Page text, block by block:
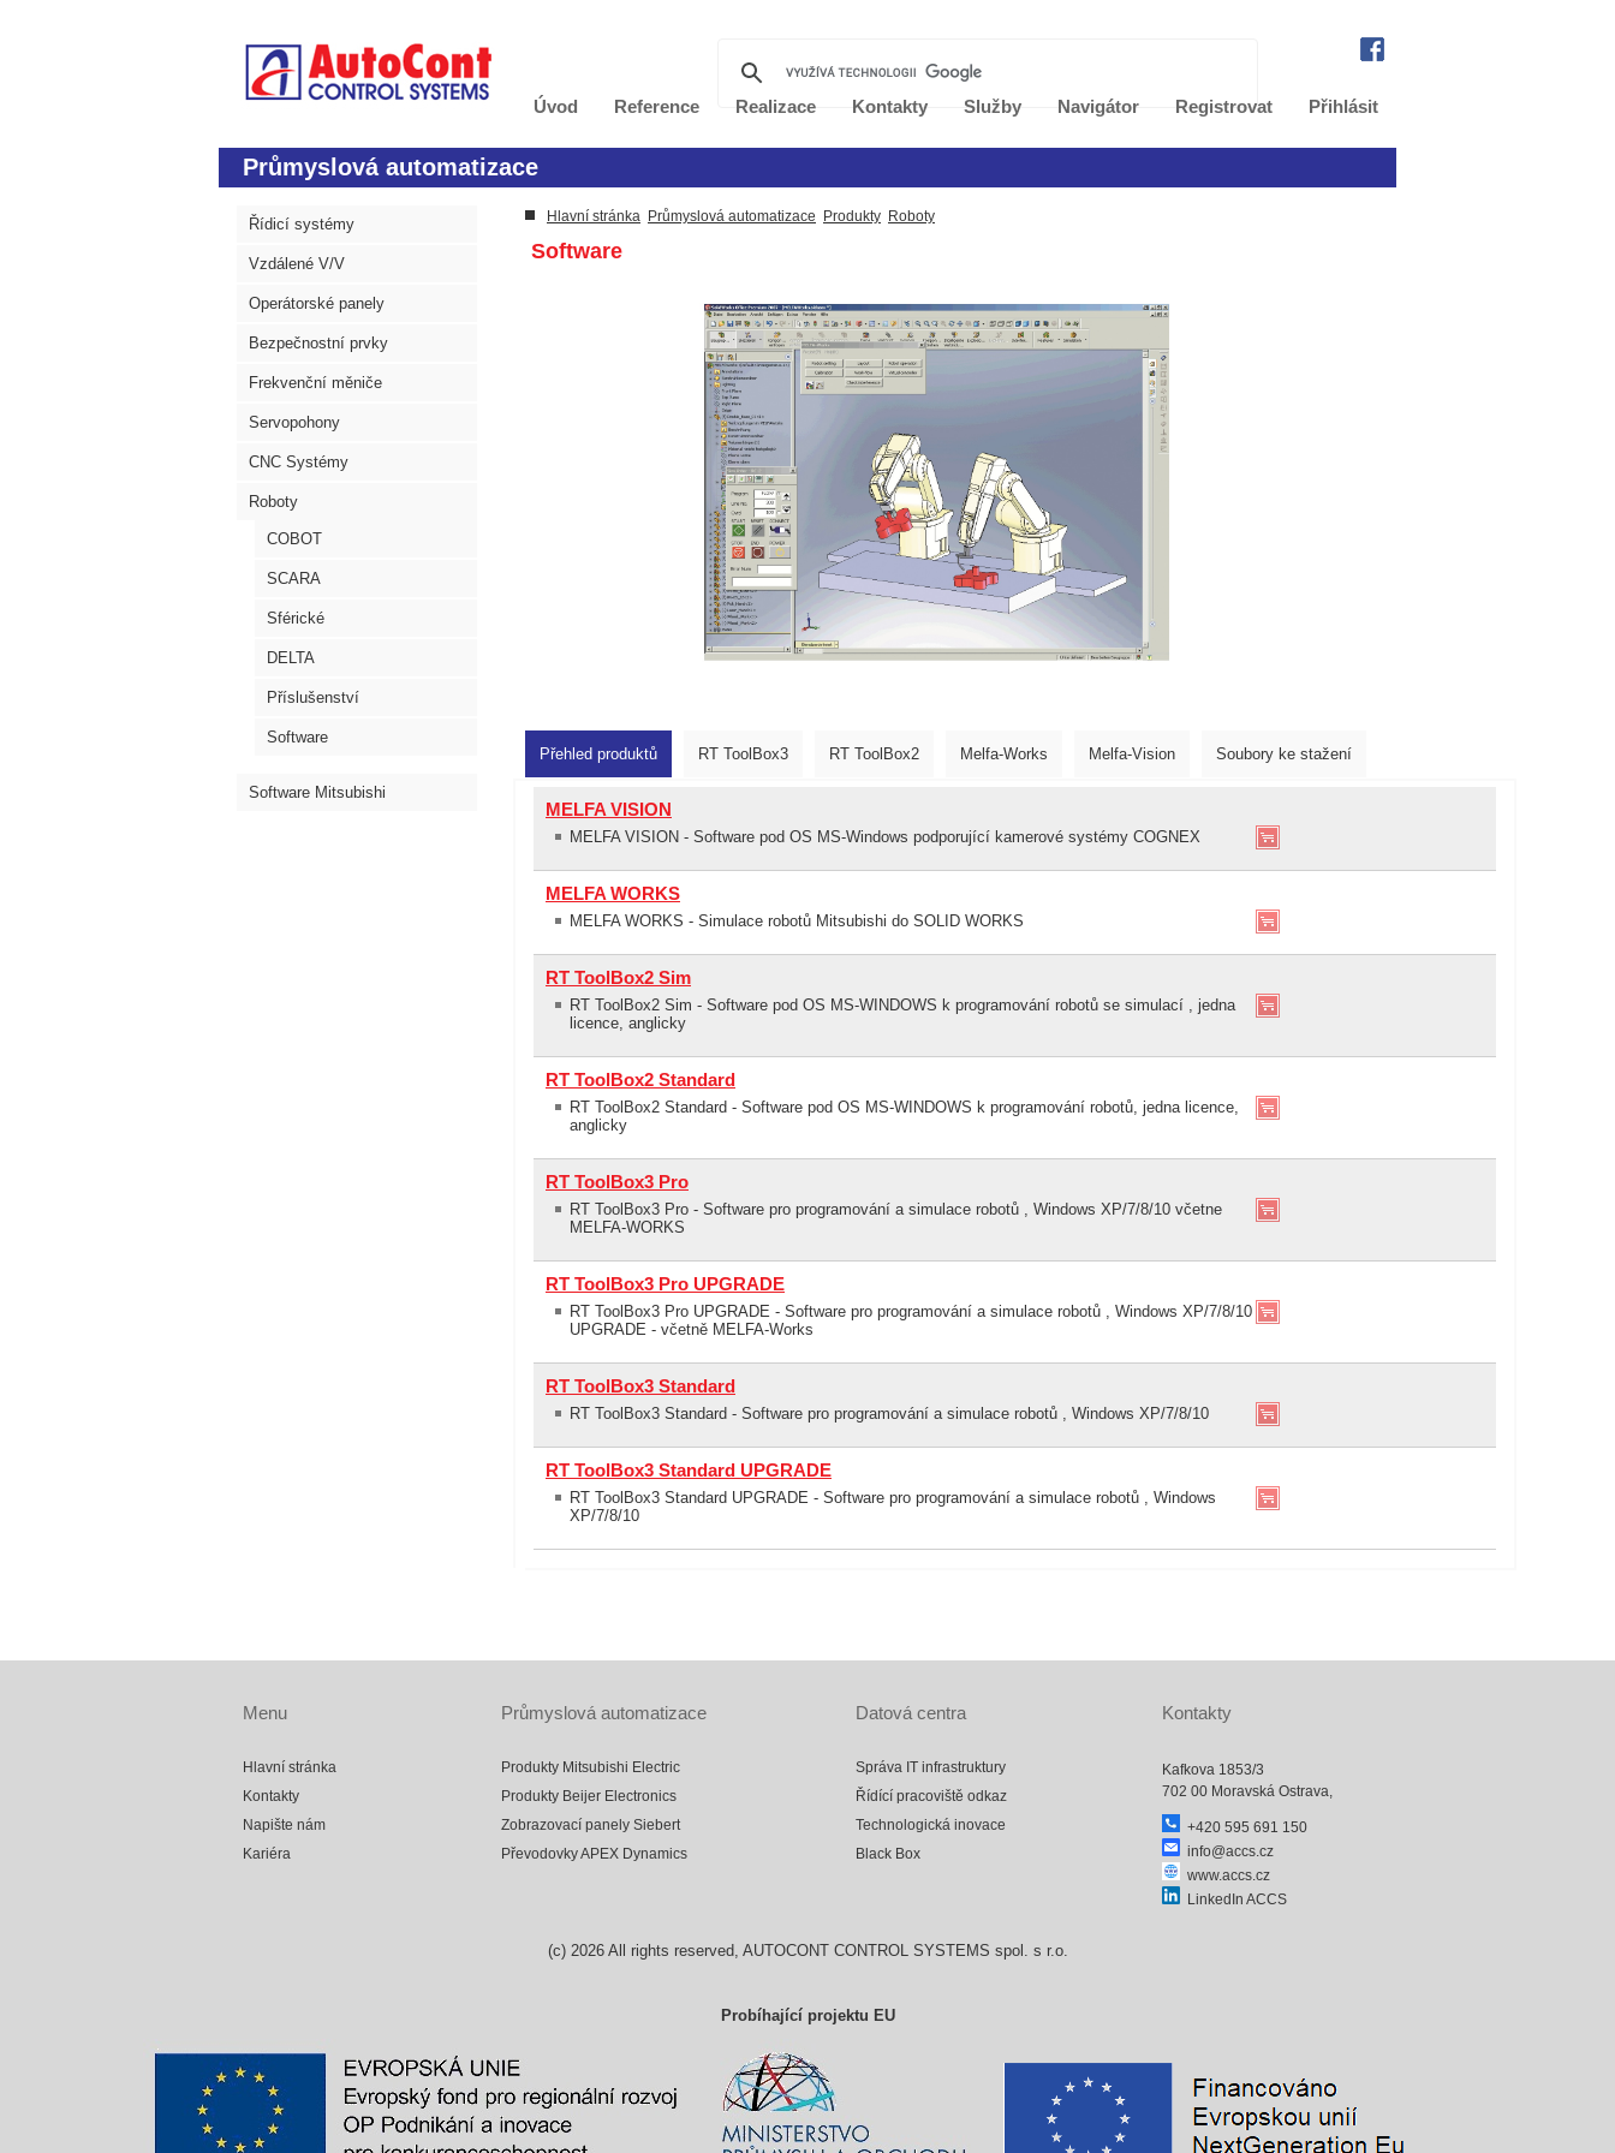
Úvod Reference Realizace Kontakty Služby Navigátor Registrovat Přihlásit
Průmyslová automatizace
Řídicí systémy
Vzdálené V/V
Operátorské panely
Bezpečnostní prvky
Frekvenční měniče
Servopohony
CNC Systémy
Roboty
COBOT
SCARA
Sférické
DELTA
Příslušenství
Software
Software Mitsubishi
Hlavní stránka Průmyslová automatizace Produkty Roboty
Software
Přehled produktů RT ToolBox3 RT ToolBox2 Melfa-Works Melfa-Vision Soubory ke stažení
MELFA VISION
MELFA VISION - Software pod OS MS-Windows podporující kamerové systémy COGNEX
MELFA WORKS
MELFA WORKS - Simulace robotů Mitsubishi do SOLID WORKS
RT ToolBox2 Sim
RT ToolBox2 Sim - Software pod OS MS-WINDOWS k programování robotů se simulací , jedna
licence, anglicky
RT ToolBox2 Standard
RT ToolBox2 Standard - Software pod OS MS-WINDOWS k programování robotů, jedna licence,
anglicky
RT ToolBox3 Pro
RT ToolBox3 Pro - Software pro programování a simulace robotů , Windows XP/7/8/10 včetne
MELFA-WORKS
RT ToolBox3 Pro UPGRADE
RT ToolBox3 Pro UPGRADE - Software pro programování a simulace robotů , Windows XP/7/8/10
UPGRADE - včetně MELFA-Works
RT ToolBox3 Standard
RT ToolBox3 Standard - Software pro programování a simulace robotů , Windows XP/7/8/10
RT ToolBox3 Standard UPGRADE
RT ToolBox3 Standard UPGRADE - Software pro programování a simulace robotů , Windows
XP/7/8/10
Menu
Hlavní stránka
Kontakty
Napište nám
Kariéra
Průmyslová automatizace
Produkty Mitsubishi Electric
Produkty Beijer Electronics
Zobrazovací panely Siebert
Převodovky APEX Dynamics
Datová centra
Správa IT infrastruktury
Řídící pracoviště odkaz
Technologická inovace
Black Box
Kontakty
Kafkova 1853/3
702 00 Moravská Ostrava,
+420 595 691 150
info@accs.cz
www.accs.cz
LinkedIn ACCS
(c) 2026All rights reserved, AUTOCONT CONTROL SYSTEMS spol. s r.o.
Probíhající projektu EU